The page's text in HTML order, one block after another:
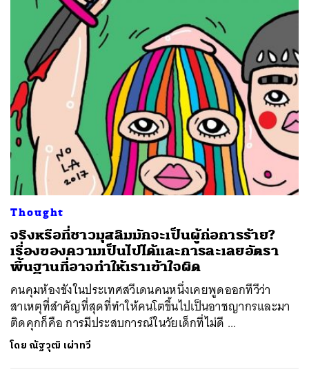
Thought
จริงหรือที่ชาวมุสลิมมักจะเป็นผู้ก่อการร้าย?
เรื่องของความเป็นไปได้และการละเลยอัตรา
พื้นฐานที่อาจทำให้เราเข้าใจผิด
คนคุมห้องขังในประเทศสวีเดนคนหนึ่งเคยพูดออกทีวีว่า
สาเหตุที่สำคัญที่สุดที่ทำให้คนโตขึ้นไปเป็นอาชญากรและมา
ติดคุกก็คือ การมีประสบการณ์ในวัยเด็กที่ไม่ดี ...
โดย ณัฐวุฒิ เผ่าทวี